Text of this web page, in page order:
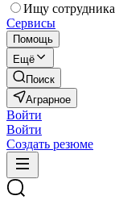
Ищу сотрудника
Сервисы
Помощь
Ещё
Поиск
Аграрное
Войти
Войти
Создать резюме